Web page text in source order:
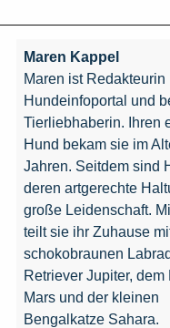
Maren Kappel
Maren ist Redakteurin
Hundeinfoportal und
Tierliebhaberin. Ihren
Hund bekam sie im
Jahren. Seitdem sind
deren artgerechte
große Leidenschaft.
teilt sie ihr Zuhause
schokobraunen
Retriever Jupiter, dem
Mars und der kleinen
Bengalkatze Sahara.